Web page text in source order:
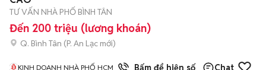
TƯ VẤN NHÀ PHỐ BÌNH TÂN
Đến 200 triệu (lương khoán)
Q. Bình Tân (P. An Lạc mới)
KINH DOANH NHÀ PHỐ HCM 1đã bánBấm để hiện số Chat